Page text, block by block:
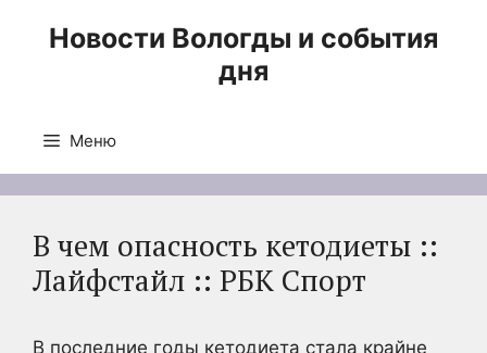
Новости Вологды и события
дня
Меню
В чем опасность кетодиеты ::
Лайфстайл :: РБК Спорт
В последние годы кетодиета стала крайне